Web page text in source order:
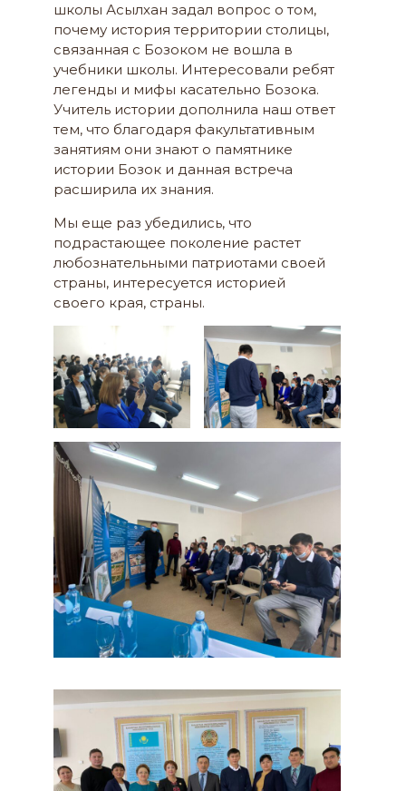
школы Асылхан задал вопрос о том,
почему история территории столицы,
связанная с Бозоком не вошла в
учебники школы. Интересовали ребят
легенды и мифы касательно Бозока.
Учитель истории дополнила наш ответ
тем, что благодаря факультативным
занятиям они знают о памятнике
истории Бозок и данная встреча
расширила их знания.
Мы еще раз убедились, что
подрастающее поколение растет
любознательными патриотами своей
страны, интересуется историей
своего края, страны.